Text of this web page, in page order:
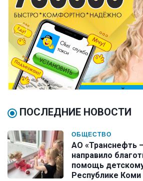
ПОСЛЕДНИЕ НОВОСТИ
ОБЩЕСТВО
АО «Транснефть
направило
помощь
Республике Коми